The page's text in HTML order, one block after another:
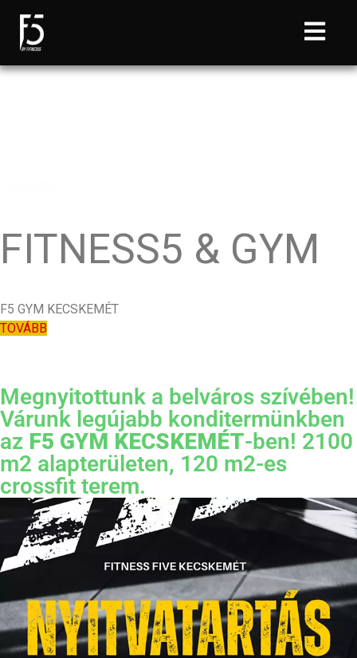
FITNESS5 & GYM
F5 GYM KECSKEMÉT
TOVÁBB
Megnyitottunk a belváros szívében!
Várunk legújabb konditermünkben
az F5 GYM KECSKEMÉT-ben! 2100
m2 alapterületen, 120 m2-es
crossfit terem.